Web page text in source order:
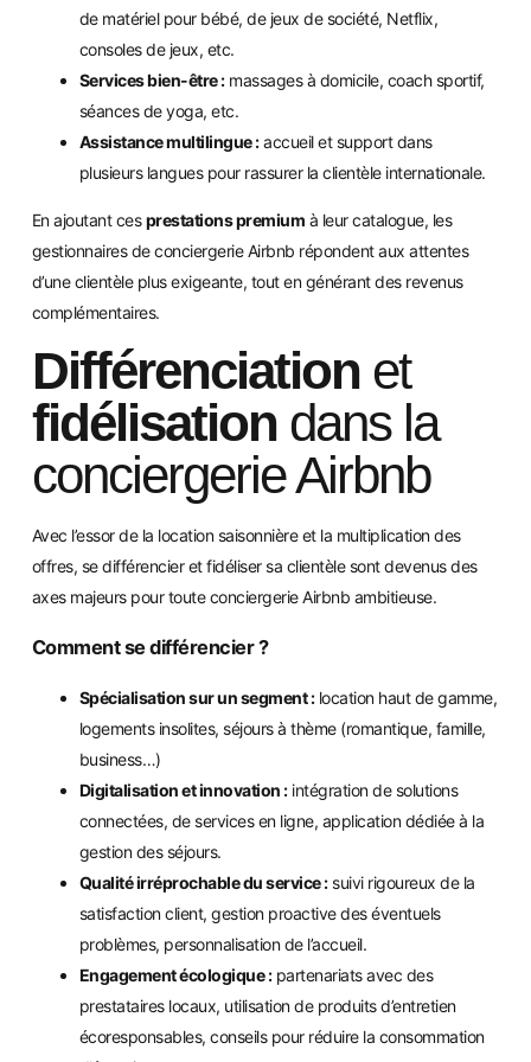
de matériel pour bébé, de jeux de société, Netflix,
consoles de jeux, etc.
Services bien-être :massages à domicile, coach sportif,
séances de yoga, etc.
Assistance multilingue :accueil et support dans
plusieurs langues pour rassurer la clientèle internationale.
En ajoutant cesprestations premium à leur catalogue, les
gestionnaires de conciergerie Airbnb répondent aux attentes
d’une clientèle plus exigeante, tout en générant des revenus
complémentaires.
Différenciationet
fidélisationdans la
conciergerie Airbnb
Avec l’essor de la location saisonnière et la multiplication des
offres, se différencier et fidéliser sa clientèle sont devenus des
axes majeurs pour toute conciergerie Airbnb ambitieuse.
Comment se différencier ?
Spécialisation sur un segment :location haut de gamme,
logements insolites, séjours à thème (romantique, famille,
business…)
Digitalisation et innovation :intégration de solutions
connectées, de services en ligne, application dédiée à la
gestion des séjours.
Qualité irréprochable du service :suivi rigoureux de la
satisfaction client, gestion proactive des éventuels
problèmes, personnalisation de l’accueil.
Engagement écologique :partenariats avec des
prestataires locaux, utilisation de produits d’entretien
écoresponsables, conseils pour réduire la consommation